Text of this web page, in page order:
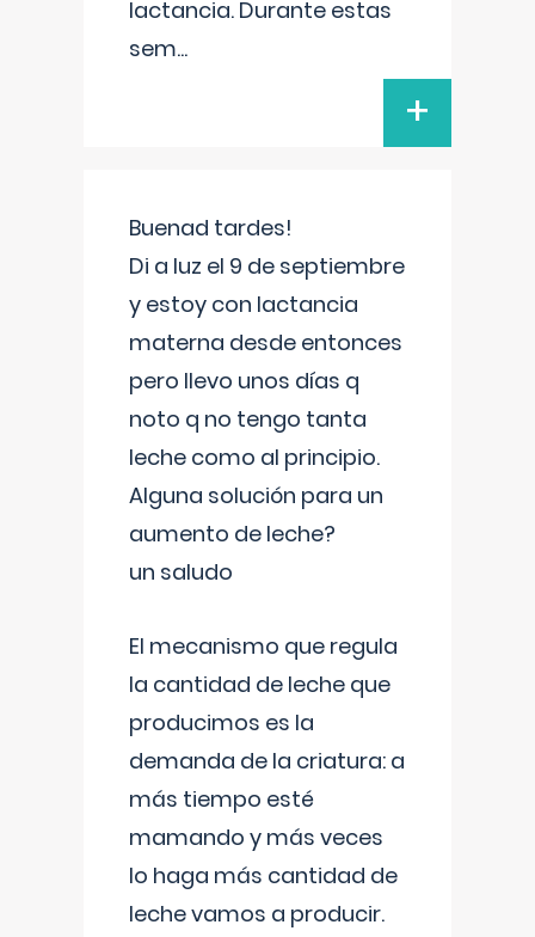
lactancia. Durante estas
sem...
+
Buenad tardes!
Di a luz el 9 de septiembre
y estoy con lactancia
materna desde entonces
pero llevo unos días q
noto q no tengo tanta
leche como al principio.
Alguna solución para un
aumento de leche?
un saludo
El mecanismo que regula
la cantidad de leche que
producimos es la
demanda de la criatura: a
más tiempo esté
mamando y más veces
lo haga más cantidad de
leche vamos a producir.